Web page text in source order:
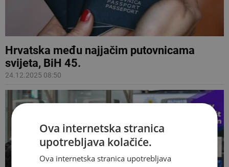
Hrvatska među najjačim putovnicama
svijeta, BiH 45.
24.12.2025 08:50
Ova internetska stranica
upotrebljava kolačiće.
Ova internetska stranica upotrebljava